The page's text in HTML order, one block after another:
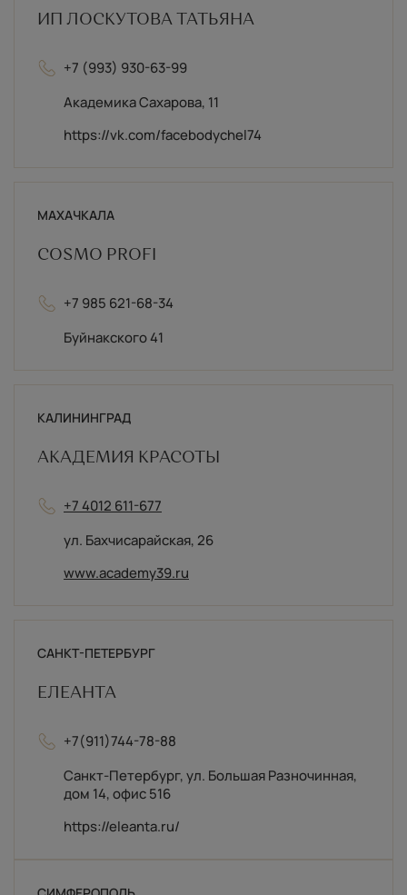
ИП ЛОСКУТОВА ТАТЬЯНА
+7 (993) 930-63-99
Академика Сахарова, 11
https://vk.com/facebodychel74
МАХАЧКАЛА
COSMO PROFI
+7 985 621-68-34
Буйнакского 41
КАЛИНИНГРАД
АКАДЕМИЯ КРАСОТЫ
+7 4012 611-677
ул. Бахчисарайская, 26
www.academy39.ru
САНКТ-ПЕТЕРБУРГ
ЕЛЕАНТА
+7(911)744-78-88
Санкт-Петербург, ул. Большая Разночинная,
дом 14, офис 516
https://eleanta.ru/